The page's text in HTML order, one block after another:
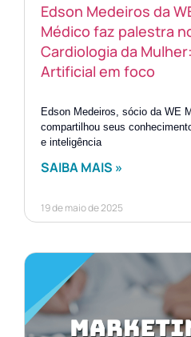
Edson Medeiros da
Médico faz palestra
Cardiologia da
Artificial em foco
Edson Medeiros, sócio da WE
compartilhou seus
e inteligência
SAIBA MAIS »
19 de maio de 2025